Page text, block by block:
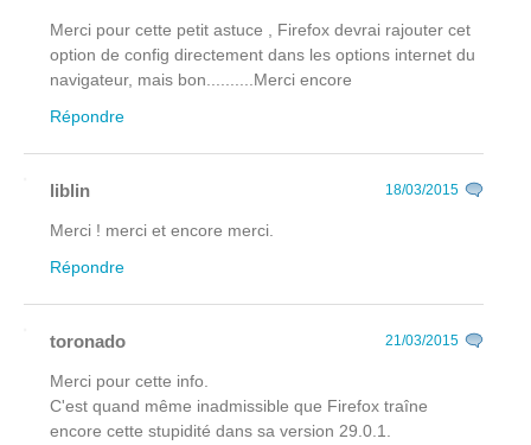
Merci pour cette petit astuce , Firefox devrai rajouter cet
option de config directement dans les options internet du
navigateur, mais bon..........Merci encore
Répondre
liblin 18/03/2015
Merci ! merci et encore merci.
Répondre
toronado 21/03/2015
Merci pour cette info.
C'est quand même inadmissible que Firefox traîne
encore cette stupidité dans sa version 29.0.1.